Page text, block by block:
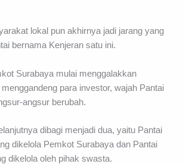
lokal pun akhirnya jadi jarang yang
bernama Kenjeran satu ini.
Surabaya mulai menggalakkan
para investor, wajah Pantai
angsur berubah.
dibagi menjadi dua, yaitu Pantai
dikelola Pemkot Surabaya dan Pantai
dikelola oleh pihak swasta.